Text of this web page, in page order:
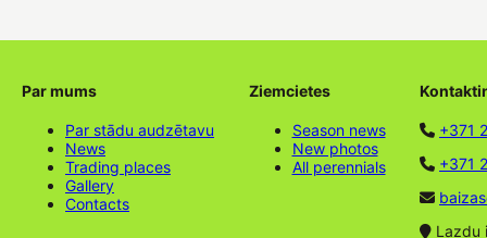
Par mums
Par stādu audzētavu
News
Trading places
Gallery
Contacts
Ziemcietes
Season news
New photos
All perennials
+371
+371
Lazdu